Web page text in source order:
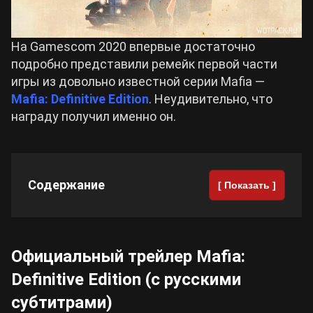
Wuthering Waves
Roblox
Все игры
На Gamescom 2020 впервые достаточно
подробно представили ремейк первой части
игры из довольно известной серии Mafia —
Mafia: Definitive Edition. Неудивительно, что
награду получил именно он.
Содержание [ Показать ]
Официальный трейлер Mafia:
Definitive Edition (с русскими
субтитрами)